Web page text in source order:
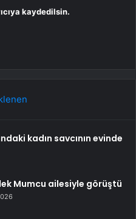
kaydedilsin.
kadın savcının evinde
Mumcu ailesiyle görüştü